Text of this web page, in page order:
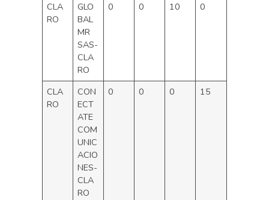
CLA
RO
GLO
BAL
MR
SAS-
CLA
RO
0 0 10 0
CLA
RO
CON
ECT
ATE
COM
UNIC
ACIO
NES-
CLA
RO
0 0 0 15